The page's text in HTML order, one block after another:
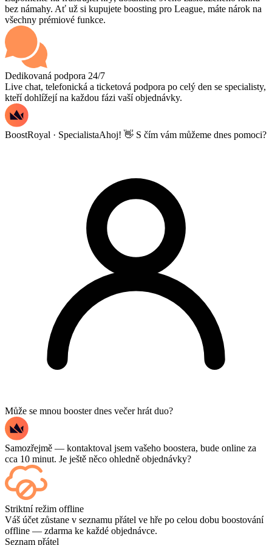
bez námahy. Ať už si kupujete boosting pro League, máte nárok na
všechny prémiové funkce.
Dedikovaná podpora 24/7
Live chat, telefonická a ticketová podpora po celý den se specialisty,
kteří dohlížejí na každou fázi vaší objednávky.
BoostRoyal · SpecialistaAhoj! 👋 S čím vám můžeme dnes pomoci?
Může se mnou booster dnes večer hrát duo?
Samozřejmě — kontaktoval jsem vašeho boostera, bude online za
cca 10 minut. Je ještě něco ohledně objednávky?
Ano – každý zápas se po dokončení zobrazí na vašem ovládacím
panelu, a pokud chcete sledovat samotné hry, přidejte si při placení
možnost Streaming.
Striktní režim offline
Váš účet zůstane v seznamu přátel ve hře po celou dobu boostování
offline — zdarma ke každé objednávce.
Seznam přátel